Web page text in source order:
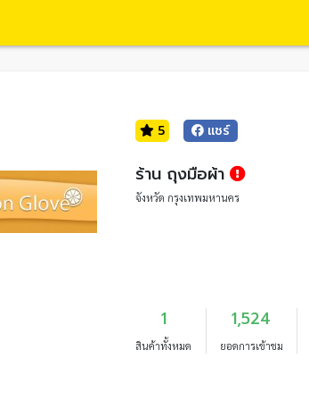
5 แชร์
ร้าน ถุงมือผ้า
จังหวัด กรุงเทพมหานคร
1
สินค้าทั้งหมด
1,524
ยอดการเข้าชม